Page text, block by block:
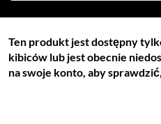
Ten produkt jest dostępny
kibiców lub jest obecnie
na swoje konto, aby